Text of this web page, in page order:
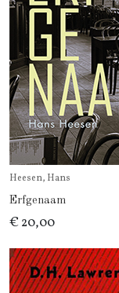
Heesen, Hans
Erfgenaam
€ 20,00